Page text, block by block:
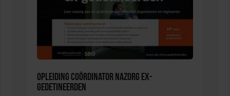
Opleiding Coördinator nazorg ex-
gedetineerden